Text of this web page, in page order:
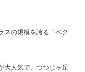
スの規模を誇る「ベク
大人気で、つつじヶ丘